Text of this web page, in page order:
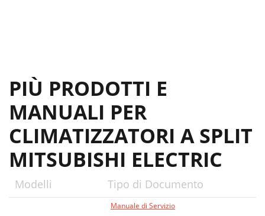
PIÙ PRODOTTI E
MANUALI PER
CLIMATIZZATORI A SPLIT
MITSUBISHI ELECTRIC
Modelli Tipo di Documento
Manuale di Servizio